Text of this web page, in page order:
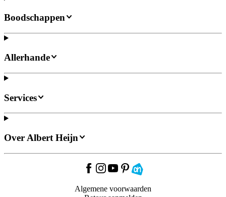
Boodschappen
Allerhande
Services
Over Albert Heijn
Algemene voorwaarden